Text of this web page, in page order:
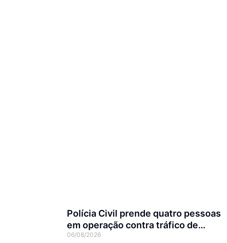
Polícia Civil prende quatro pessoas
em operação contra tráfico de
animais silvestres
06/08/2026